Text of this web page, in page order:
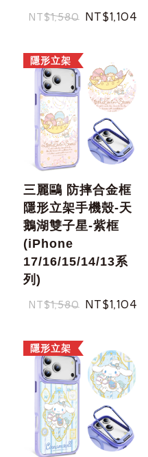
NT$1,580 NT$1,104
隱形立架
三麗鷗 防摔合金框
隱形立架手機殼-天
鵝湖雙子星-紫框
(iPhone
17/16/15/14/13系
列)
NT$1,580 NT$1,104
隱形立架
記住帳號
忘記您的密碼了?